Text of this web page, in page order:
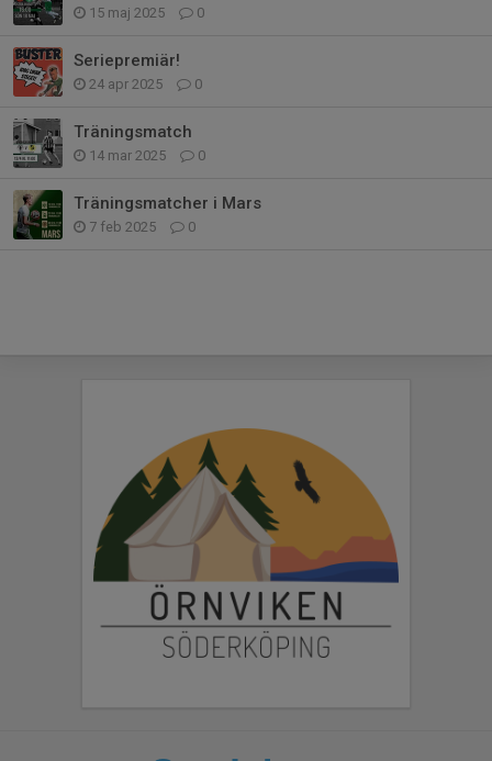
15 maj 2025 0
Seriepremiär!
24 apr 2025 0
Träningsmatch
14 mar 2025 0
Träningsmatcher i Mars
7 feb 2025 0